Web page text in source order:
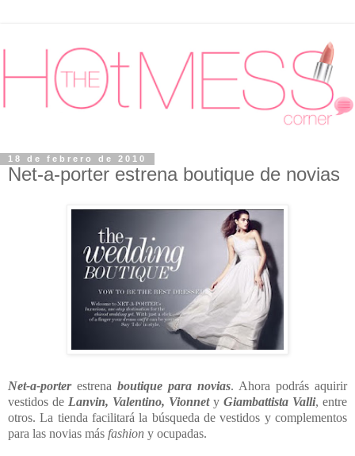
18 de febrero de 2010
Net-a-porter estrena boutique de novias
Net-a-porterestrena boutique para novias. Ahora podrás aquirir
vestidos de Lanvin, Valentino, Vionnet y Giambattista Valli, entre
otros. La tienda facilitará la búsqueda de vestidos y complementos
para las novias más fashion y ocupadas.